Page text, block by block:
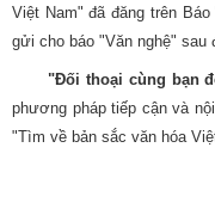
Việt Nam" đã đăng trên
gửi cho báo "Văn nghệ"
"Đối thoại cùng bạn
phương pháp tiếp cận và
"Tìm về bản sắc văn hóa